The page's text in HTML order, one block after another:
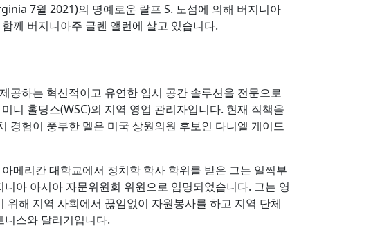
7월 2021)의 명예로운 랄프 S. 노섬에 의해 버지니아
께 버지니아주 글렌 앨런에 살고 있습니다.
공하는 혁신적이고 유연한 임시 공간 솔루션을 전문으로
니 홀딩스(WSC)의 지역 영업 관리자입니다. 현재 직책을
경험이 풍부한 멜은 미국 상원의원 후보인 다니엘 게이드
메리칸 대학교에서 정치학 학사 학위를 받은 그는 일찍부
아 아시아 자문위원회 위원으로 임명되었습니다. 그는 영
해 지역 사회에서 끊임없이 자원봉사를 하고 지역 단체
스와 달리기입니다.